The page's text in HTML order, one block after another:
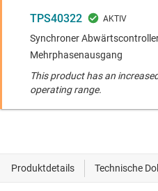
TPS40322
Synchroner
Mehrphasenausgang
This product has an
operating range.